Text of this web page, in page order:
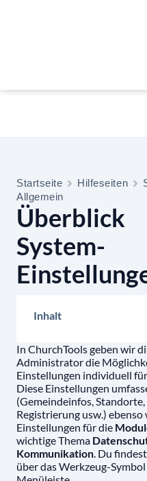
Startseite Hilfeseiten
Allgemein
Überblick
System-
Inhalt
In ChurchTools geben wir
Administrator die
Einstellungen individuell
Diese Einstellungen
(Gemeindeinfos,
Registrierung usw.)
Einstellungen für die
wichtige Thema
Kommunikation. Du
über das Werkzeug-